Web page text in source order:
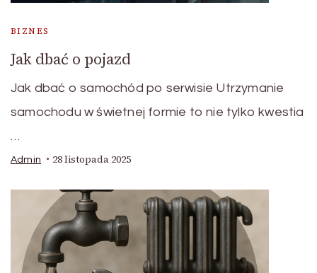
BIZNES
Jak dbać o pojazd
Jak dbać o samochód po serwisie Utrzymanie
samochodu w świetnej formie to nie tylko kwestia
…
Admin 28 listopada 2025